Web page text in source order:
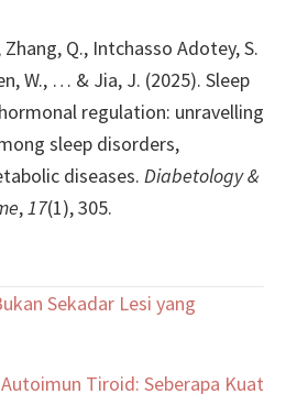
Zhang, Q., Intchasso Adotey, S.
W., … & Jia, J. (2025). Sleep
regulation: unravelling
sleep disorders,
diseases. Diabetology &
,17(1), 305.
Sekadar Lesi yang
Autoimun Tiroid: Seberapa Kuat